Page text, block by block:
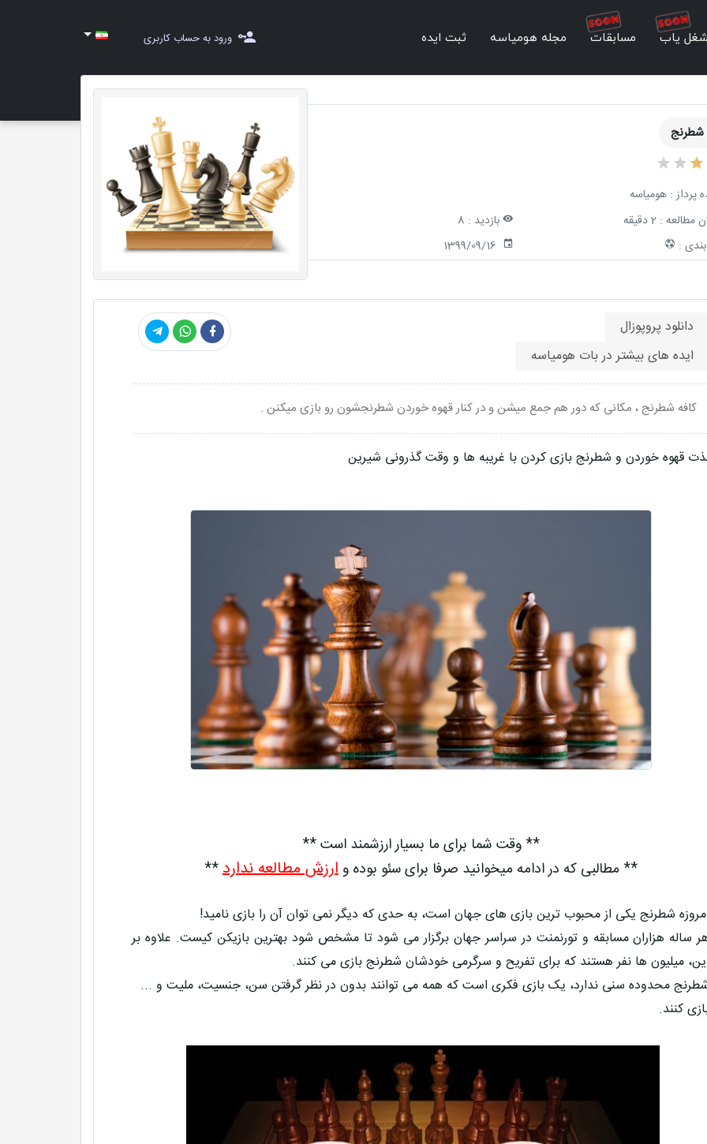
یاب مسابقات مجله هومیاسه ثبت ایده ورود به حساب کاربری
شطرنج
پرداز : هومیاسه
مطالعه : 2 دقیقه بازدید : 8
:
1399/09/16
دانلود پروپوزال
ایده های بیشتر در بات هومیاسه
کافه شطرنج ، مکانی که دور هم جمع میشن و در کنار قهوه خوردن شطرنجشون رو بازی میکنن .
قهوه خوردن و شطرنج بازی کردن با غریبه ها و وقت گذرونی شیرین
** وقت شما برای ما بسیار ارزشمند است **
** مطالبی که در ادامه میخوانید صرفا برای سئو بوده وارزش مطالعه ندارد**
شطرنج یکی از محبوب ترین بازی های جهان است، به حدی که دیگر نمی توان آن را بازی نامید!
ساله هزاران مسابقه و تورنمنت در سراسر جهان برگزار می شود تا مشخص شود بهترین بازیکن کیست. علاوه بر
میلیون ها نفر هستند که برای تفریح و سرگرمی خودشان شطرنج بازی می کنند.
محدوده سنی ندارد، یک بازی فکری است که همه می توانند بدون در نظر گرفتن سن، جنسیت، ملیت و ...
کنند.